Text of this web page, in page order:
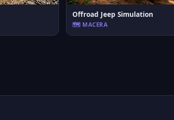
Offroad Jeep Simulation
🗺️ MACERA